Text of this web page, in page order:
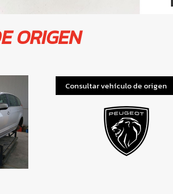
ORIGEN
Consultar vehículo de origen